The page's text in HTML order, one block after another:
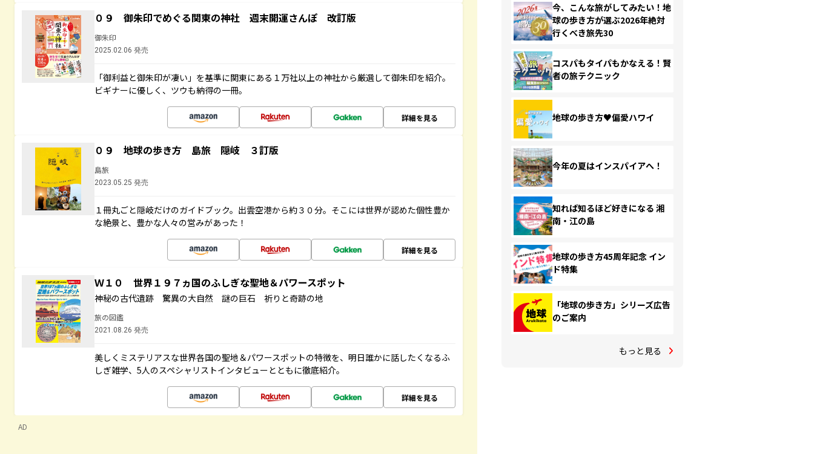
０９ 御朱印でめぐる関東の神社 週末開運さんぽ 改訂版
御朱印
2025.02.06 発売
「御利益と御朱印が凄い」を基準に関東にある１万社以上の神社から厳選して御朱印を紹介。
ビギナーに優しく、ツウも納得の一冊。
詳細を見る
０９ 地球の歩き方 島旅 隠岐 ３訂版
島旅
2023.05.25 発売
１冊丸ごと隠岐だけのガイドブック。出雲空港から約３０分。そこには世界が認めた個性豊か
な絶景と、豊かな人々の営みがあった！
詳細を見る
Ｗ１０ 世界１９７ヵ国のふしぎな聖地＆パワースポット
神秘の古代遺跡 驚異の大自然 謎の巨石 祈りと奇跡の地
旅の図鑑
2021.08.26 発売
美しくミステリアスな世界各国の聖地＆パワースポットの特徴を、明日誰かに話したくなるふ
しぎ雑学、5人のスペシャリストインタビューとともに徹底紹介。
詳細を見る
AD
今、こんな旅がしてみたい！地
球の歩き方が選ぶ2026年絶対
行くべき旅先30
コスパもタイパもかなえる！賢
者の旅テクニック
地球の歩き方♥偏愛ハワイ
今年の夏はインスパイアへ！
知れば知るほど好きになる 湘
南・江の島
地球の歩き方45周年記念 イン
ド特集
「地球の歩き方」シリーズ広告
のご案内
もっと見る